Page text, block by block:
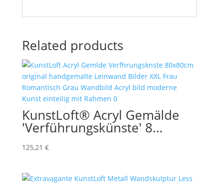
Related products
KunstLoft® Acryl Gemälde
'Verführungskünste' 8...
125,21 €